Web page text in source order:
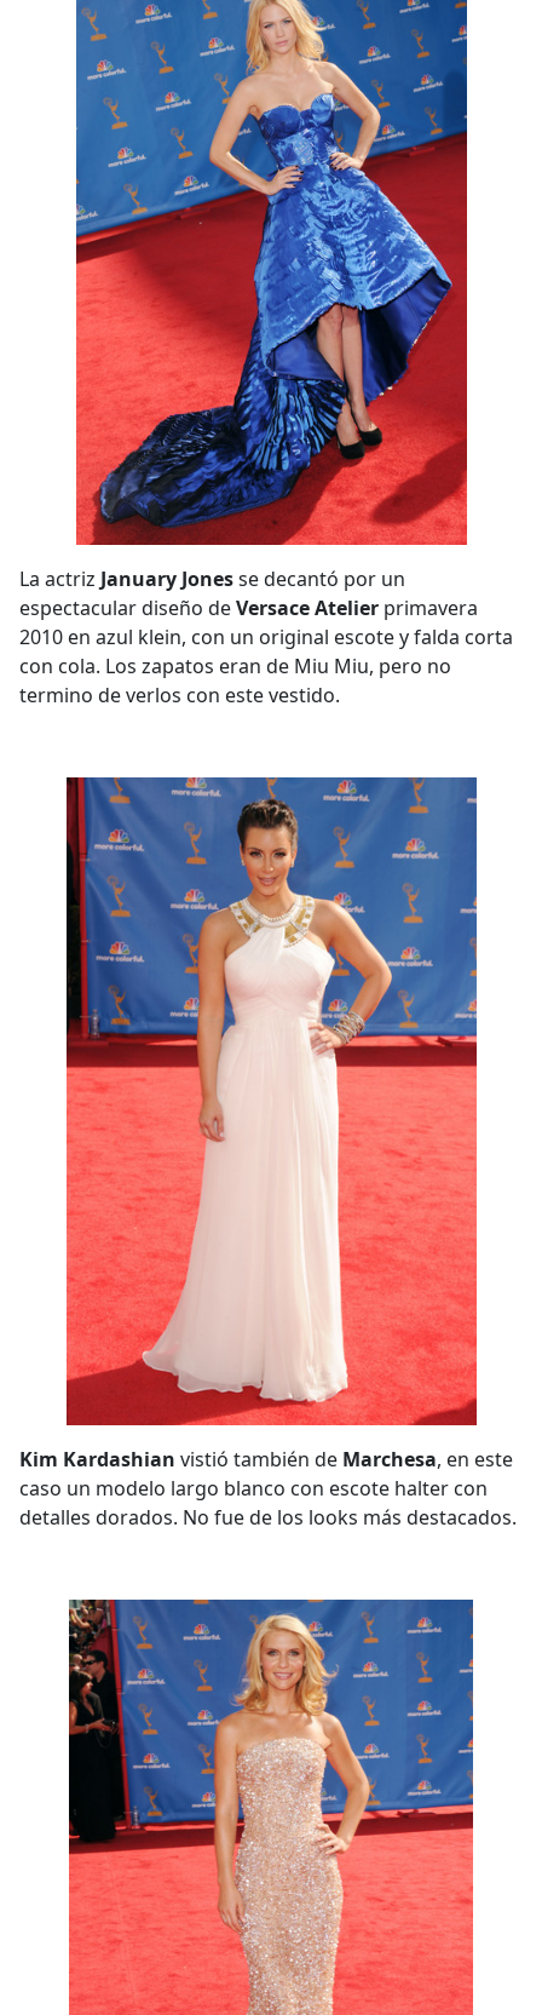
La actriz January Jonesse decantó por un
espectacular diseño deVersace Atelier primavera
2010 en azul klein, con un original escote y falda corta
con cola. Los zapatos eran de Miu Miu, pero no
termino de verlos con este vestido.
Kim Kardashian vistió también de Marchesa, en este
caso un modelo largo blanco con escote halter con
detalles dorados. No fue de los looks más destacados.